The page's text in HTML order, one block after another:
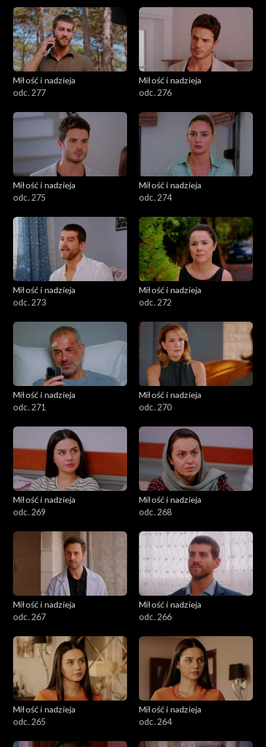
Miłość i nadzieja
odc. 277
Miłość i nadzieja
odc. 276
Miłość i nadzieja
odc. 275
Miłość i nadzieja
odc. 274
Miłość i nadzieja
odc. 273
Miłość i nadzieja
odc. 272
Miłość i nadzieja
odc. 271
Miłość i nadzieja
odc. 270
Miłość i nadzieja
odc. 269
Miłość i nadzieja
odc. 268
Miłość i nadzieja
odc. 267
Miłość i nadzieja
odc. 266
Miłość i nadzieja
odc. 265
Miłość i nadzieja
odc. 264